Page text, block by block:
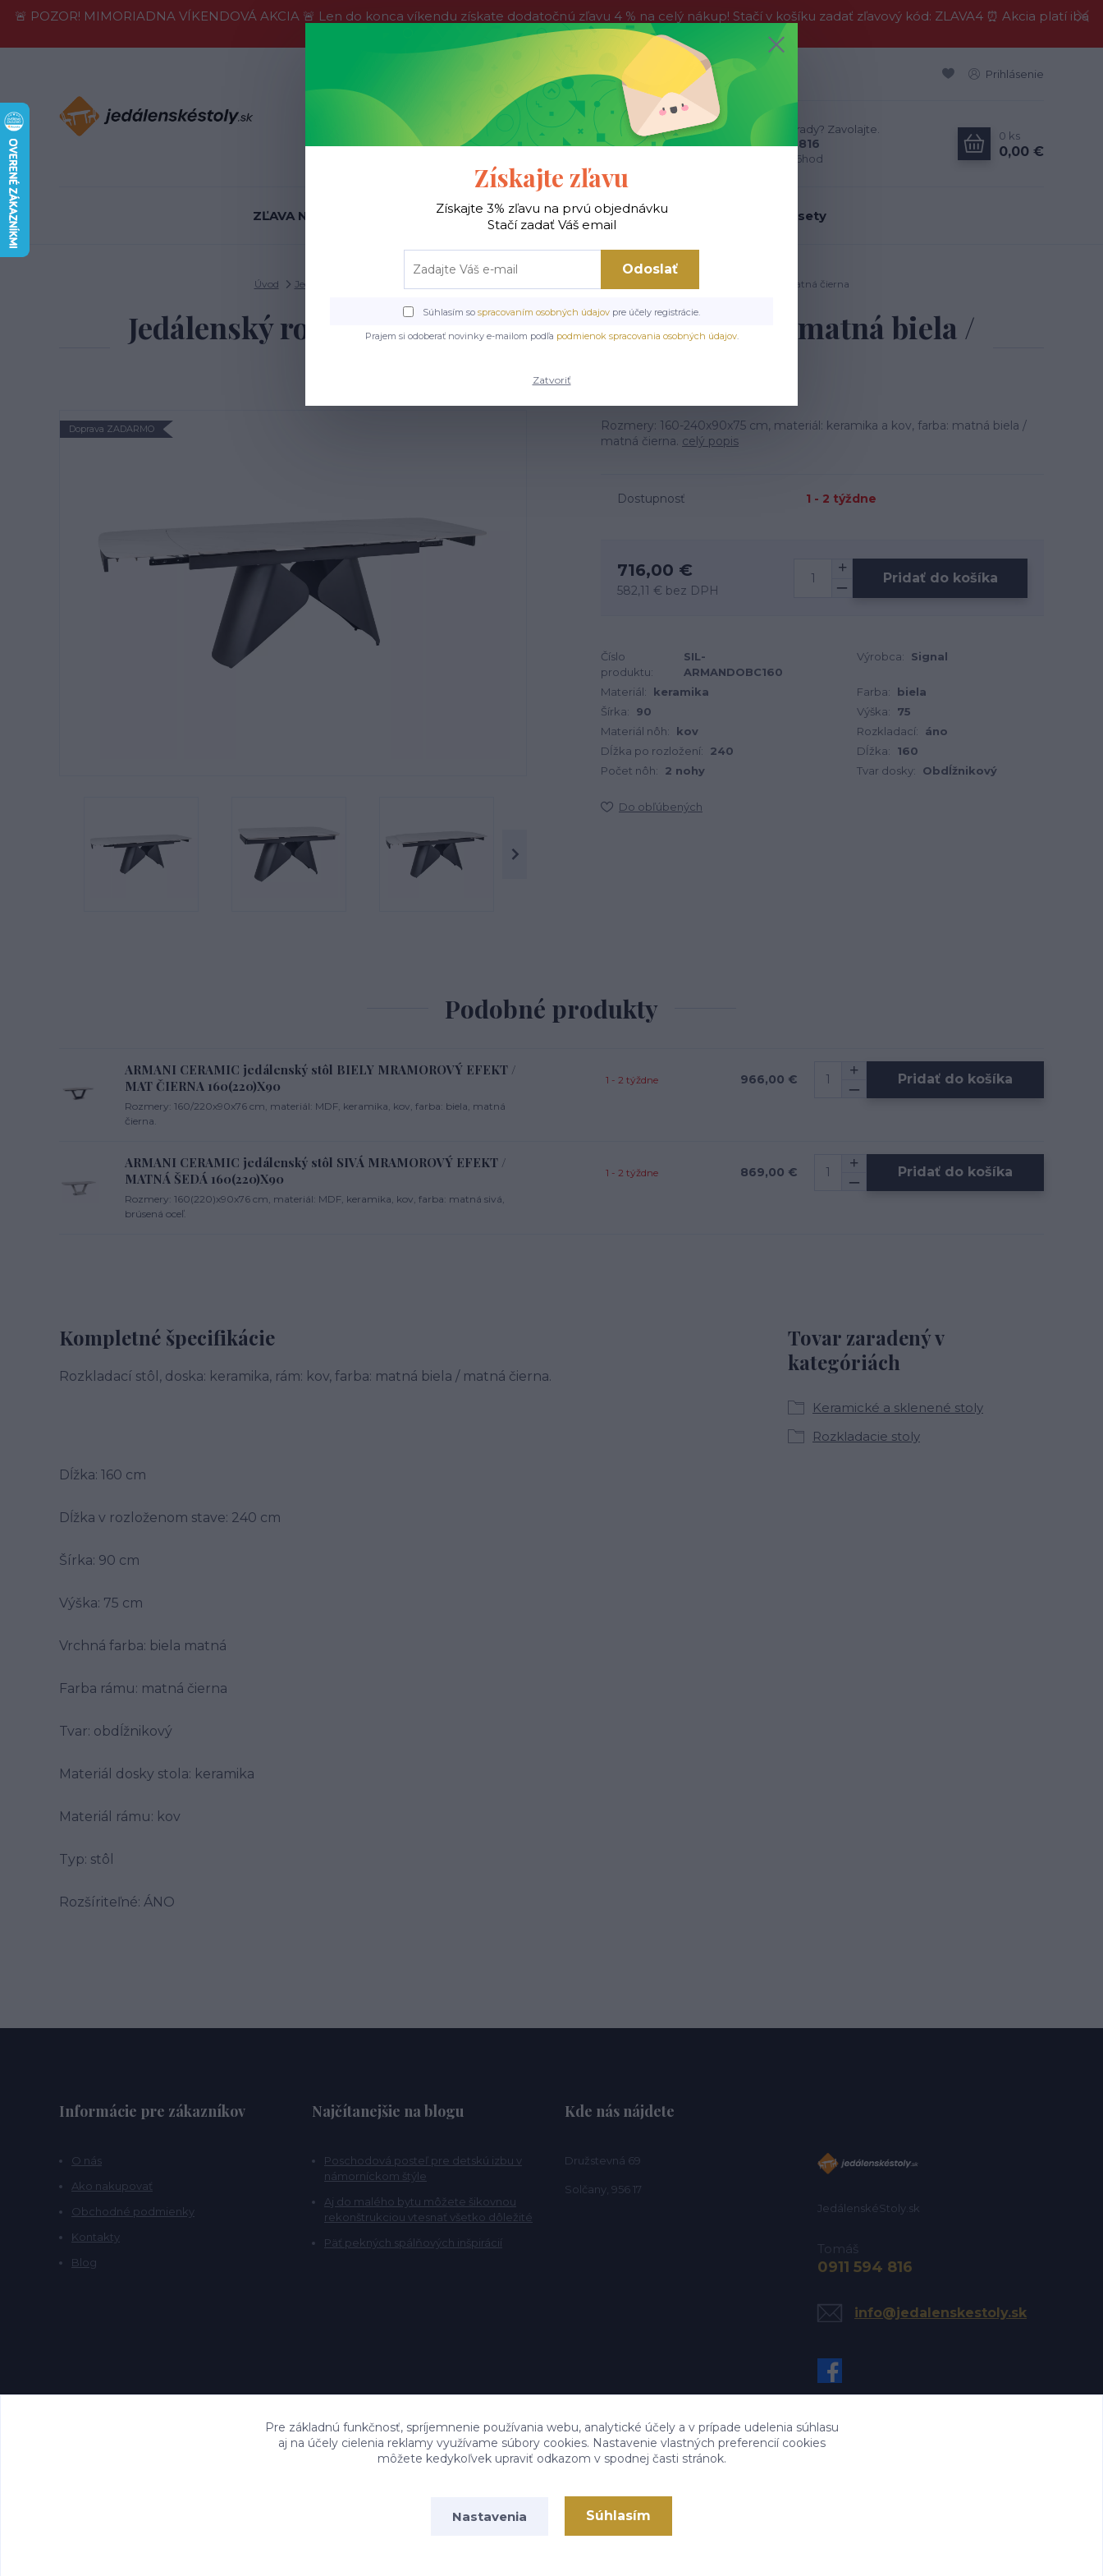
🚨 POZOR! MIMORIADNA VÍKENDOVÁ AKCIA 🚨 Len do konca víkendu získate dodatočnú zľavu 4 % na celý nákup! Stačí v košíku zadať zľavový kód: ZLAVA4 ⏰ Akcia platí iba
do nedele, tak neváhajte a nakúpte výhodnejšie ešte dnes!
Prihlásenie
Hľadať
Neviete si rady? Zavolajte.
0911 594 816
Po-Pia, 9-16hod
0 ks
0,00 €
ZĽAVA NA SKLADE ! Jedálenské stoly Jedálenské stoličky Jedálenské sety
Úvod Jedálenské stoly Jedálenský rozkladací stôl Armando, 160-240cm, matná biela / matná čierna
Jedálenský rozkladací stôl Armando, 160-240cm, matná biela /
Doprava ZADARMO
Rozmery: 160-240x90x75 cm, materiál: keramika a kov, farba: matná biela /
matná čierna. celý popis
Dostupnosť 1 - 2 týždne
716,00 €
582,11 € bez DPH
Pridať do košíka
Číslo
produktu:
SIL-
ARMANDOBC160
Výrobca: Signal
Materiál: keramika Farba:
biela
Šírka:
90 Výška:
75
Materiál nôh:
kov Rozkladací:
áno
Dĺžka po rozložení:
240 Dĺžka:
160
Počet nôh:
2 nohy Tvar dosky: Obdĺžnikový
Do obľúbených
Podobné produkty
ARMANI CERAMIC jedálenský stôl BIELY MRAMOROVÝ EFEKT /
MAT ČIERNA 160(220)X90
Rozmery: 160/220x90x76 cm, materiál: MDF, keramika, kov, farba: biela, matná
čierna.
966,00 €
1 - 2 týždne Pridať do košíka
ARMANI CERAMIC jedálenský stôl SIVÁ MRAMOROVÝ EFEKT /
MATNÁ ŠEDÁ 160(220)X90
Rozmery: 160(220)x90x76 cm, materiál: MDF, keramika, kov, farba: matná sivá,
brúsená oceľ.
869,00 €
1 - 2 týždne Pridať do košíka
Kompletné špecifikácie
Rozkladací stôl, doska: keramika, rám: kov, farba: matná biela / matná čierna.
Dĺžka: 160 cm
Dĺžka v rozloženom stave: 240 cm
Šírka: 90 cm
Výška: 75 cm
Vrchná farba: biela matná
Farba rámu: matná čierna
Tvar: obdĺžnikový
Materiál dosky stola: keramika
Materiál rámu: kov
Typ: stôl
Rozšíriteľné: ÁNO
Tovar zaradený v
kategóriách
Keramické a sklenené stoly
Rozkladacie stoly
Informácie pre zákazníkov
O nás
Ako nakupovať
Obchodné podmienky
Kontakty
Blog
Najčítanejšie na blogu
Poschodová posteľ pre detskú izbu v
námorníckom štýle
Aj do malého bytu môžete šikovnou
rekonštrukciou vtesnať všetko dôležité
Päť pekných spálňových inšpirácií
Kde nás nájdete
Družstevná 69
Solčany, 956 17
JedálenskéStoly.sk
Tomáš
0911 594 816
info@jedalenskestoly.sk
Eshop-rychlo.sk
Získajte zľavu
Získajte 3% zľavu na prvú objednávku
Stačí zadať Váš email
Odoslať
Súhlasím so spracovaním osobných údajov pre účely registrácie.
Prajem si odoberať novinky e-mailom podľa podmienok spracovania osobných údajov.
Zatvoriť
Pre základnú funkčnosť, spríjemnenie používania webu, analytické účely a v prípade udelenia súhlasu
aj na účely cielenia reklamy využívame súbory cookies. Nastavenie vlastných preferencií cookies
môžete kedykoľvek upraviť odkazom v spodnej časti stránok.
Nastavenia Súhlasím